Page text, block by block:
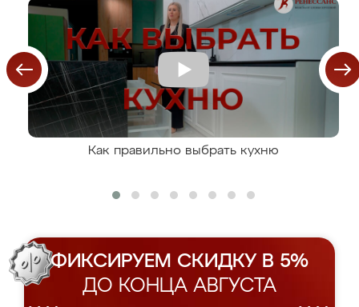
Как правильно выбрать кухню
ФИКСИРУЕМ СКИДКУ В 5%
ДО КОНЦА АВГУСТА